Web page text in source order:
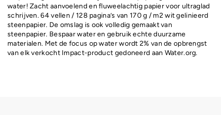
water! Zacht aanvoelend en fluweelachtig papier voor ultraglad
schrijven. 64 vellen / 128 pagina’s van 170 g / m2 wit gelinieerd
steenpapier. De omslag is ook volledig gemaakt van
steenpapier. Bespaar water en gebruik echte duurzame
materialen. Met de focus op water wordt 2% van de opbrengst
van elk verkocht Impact-product gedoneerd aan Water.org.